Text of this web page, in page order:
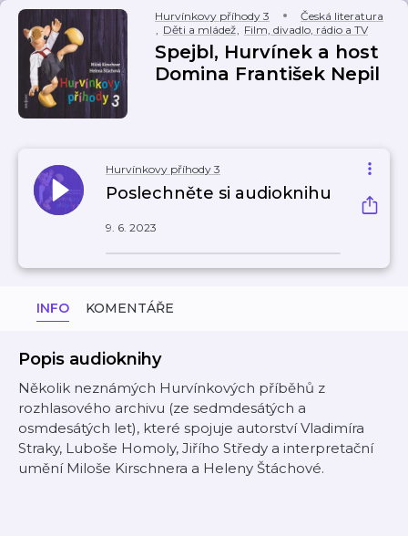
Hurvínkovy příhody 3
Česká literatura
, Děti a mládež, Film, divadlo, rádio a TV
Spejbl, Hurvínek a host
Domina František Nepil
Hurvínkovy příhody 3
Poslechněte si audioknihu
9. 6. 2023
INFO KOMENTÁŘE
Popis audioknihy
Několik neznámých Hurvínkových příběhů z
rozhlasového archivu (ze sedmdesátých a
osmdesátých let), které spojuje autorství Vladimíra
Straky, Luboše Homoly, Jiřího Středy a interpretační
umění Miloše Kirschnera a Heleny Štáchové.